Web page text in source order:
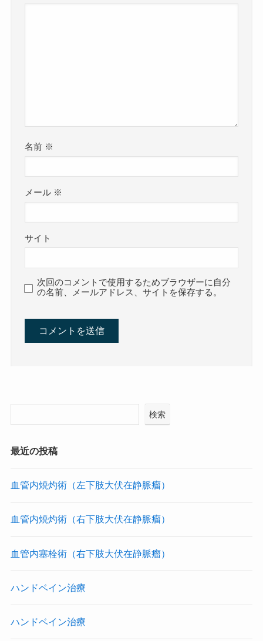
名前 ※
メール ※
サイト
次回のコメントで使用するためブラウザーに自分
の名前、メールアドレス、サイトを保存する。
検索
最近の投稿
血管内焼灼術（左下肢大伏在静脈瘤）
血管内焼灼術（右下肢大伏在静脈瘤）
血管内塞栓術（右下肢大伏在静脈瘤）
ハンドベイン治療
ハンドベイン治療